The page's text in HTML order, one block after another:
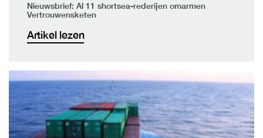
Nieuwsbrief: Al 11 shortsea-rederijen omarmen
Vertrouwensketen
Artikel lezen